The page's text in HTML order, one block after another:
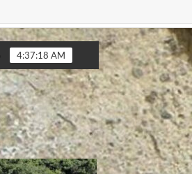
(Morelos) durante paro estudiantil
(Morelos) durante paro estudiantil
4:37:20 AM